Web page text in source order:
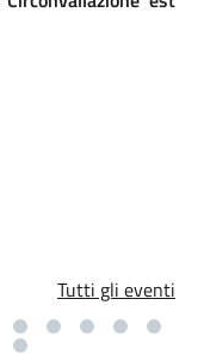
Tutti gli eventi